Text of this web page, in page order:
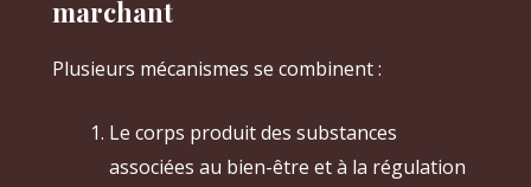
marchant
Plusieurs mécanismes se combinent :
Le corps produit des substances
associées au bien-être et à la régulation